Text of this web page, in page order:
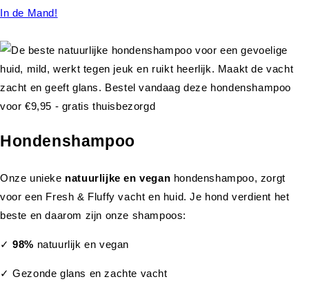
In de Mand!
Hondenshampoo
Onze unieke natuurlijke en vegan hondenshampoo, zorgt
voor een Fresh & Fluffy vacht en huid. Je hond verdient het
beste en daarom zijn onze shampoos:
✓98% natuurlijk en vegan
✓ Gezonde glans en zachte vacht